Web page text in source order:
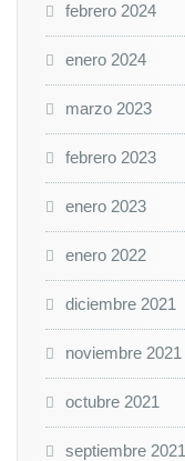
febrero 2024
enero 2024
marzo 2023
febrero 2023
enero 2023
enero 2022
diciembre 2021
noviembre 2021
octubre 2021
septiembre 2021